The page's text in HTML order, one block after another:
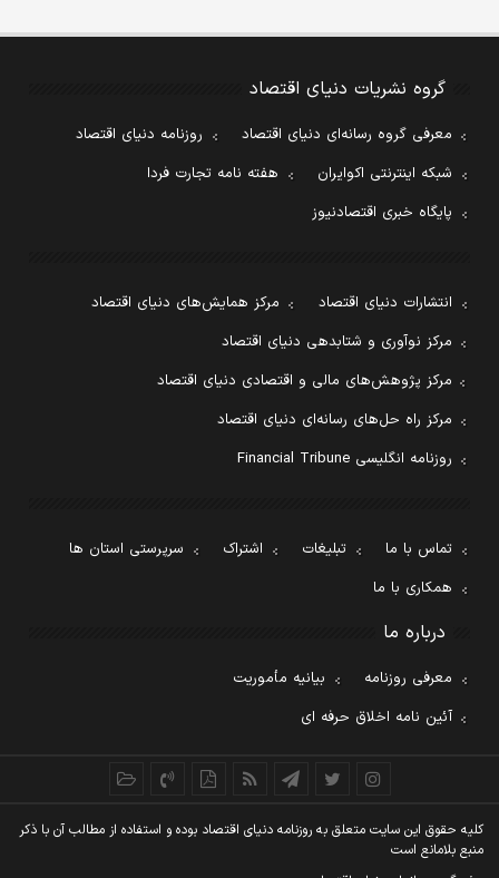
گروه نشریات دنیای اقتصاد
معرفی گروه رسانه‌ای دنیای اقتصاد
روزنامه دنیای اقتصاد
شبکه اینترنتی اکوایران
هفته نامه تجارت فردا
پایگاه خبری اقتصادنیوز
انتشارات دنیای اقتصاد
مرکز همایش‌های دنیای اقتصاد
مرکز نوآوری و شتابدهی دنیای اقتصاد
مرکز پژوهش‌های مالی و اقتصادی دنیای اقتصاد
مرکز راه حل‌های رسانه‌ای دنیای اقتصاد
روزنامه انگلیسی Financial Tribune
تماس با ما تبلیغات اشتراک
سرپرستی استان ها
همکاری با ما
درباره ما
معرفی روزنامه
بیانیه مأموریت
آئین نامه اخلاق حرفه ای
کليه حقوق اين سايت متعلق به روزنامه دنيای اقتصاد بوده و استفاده از مطالب آن با ذکر
منبع بلامانع است